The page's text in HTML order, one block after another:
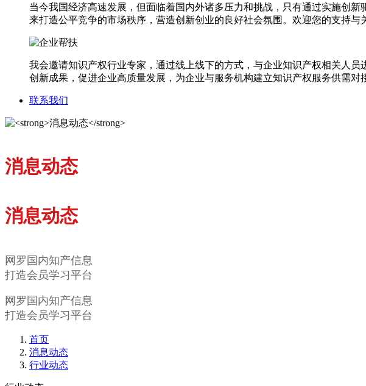
当今我国经济高速发展，但面临着国内外诸多压力和挑战，只有通过实施创
来打造公平竞争的市场秩序，营造创新创业的良好社会氛围。欢迎您的支持与
我会邀请知识产权行业专家，通过线上线下的方式，与企业知识产权相关人
创新成果，促进企业高质量发展，为企业与服务机构建立知识产权服务供需对
联系我们
消息动态
消息动态
网罗国内知产信息
打造会员学习平台
网罗国内知产信息
打造会员学习平台
首页
消息动态
行业动态